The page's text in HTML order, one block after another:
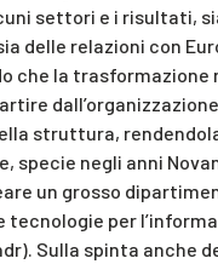
settori e i risultati,
delle relazioni con
che la trasformazione
struttura,
specie negli anni
un grosso
tecnologie per
Sulla spinta anche